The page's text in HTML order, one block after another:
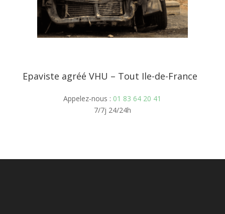
Epaviste agréé VHU – Tout Ile-de-France
Appelez-nous : 01 83 64 20 41
7/7j 24/24h